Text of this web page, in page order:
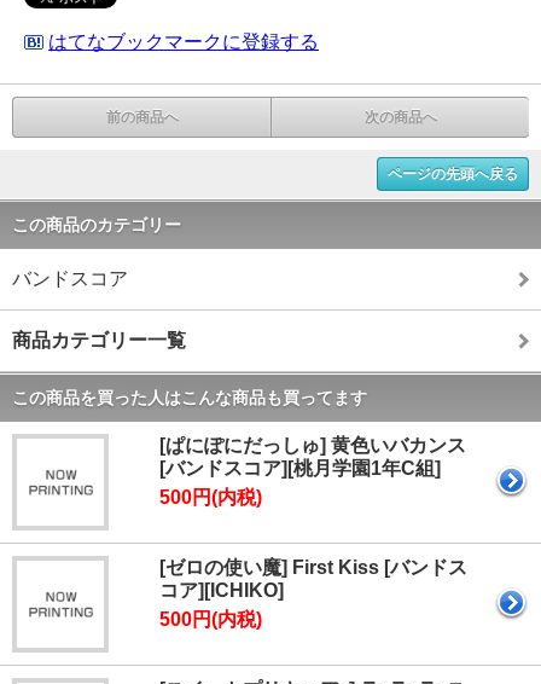
はてなブックマークに登録する
前の商品へ 次の商品へ
ページの先頭へ戻る
この商品のカテゴリー
バンドスコア
商品カテゴリー一覧
この商品を買った人はこんな商品も買ってます
[ぱにぽにだっしゅ] 黄色いバカンス
[バンドスコア][桃月学園1年C組]
500円(内税)
[ゼロの使い魔] First Kiss [バンドス
コア][ICHIKO]
500円(内税)